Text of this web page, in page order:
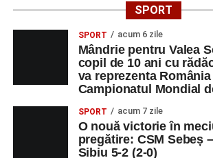
SPORT
SPORT acum 6 zile
Mândrie pentru Valea
copil de 10 ani cu
va reprezenta
Campionatul Mondial
SPORT acum 7 zile
O nouă victorie în
pregătire: CSM Sebeș
Sibiu 5-2 (2-0)